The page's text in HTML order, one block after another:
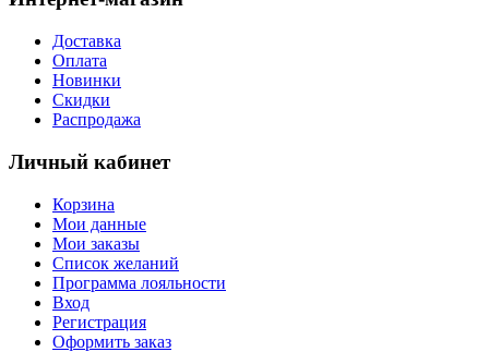
Доставка
Оплата
Новинки
Скидки
Распродажа
Личный кабинет
Корзина
Мои данные
Мои заказы
Список желаний
Программа лояльности
Вход
Регистрация
Оформить заказ